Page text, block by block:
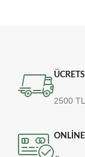
2500